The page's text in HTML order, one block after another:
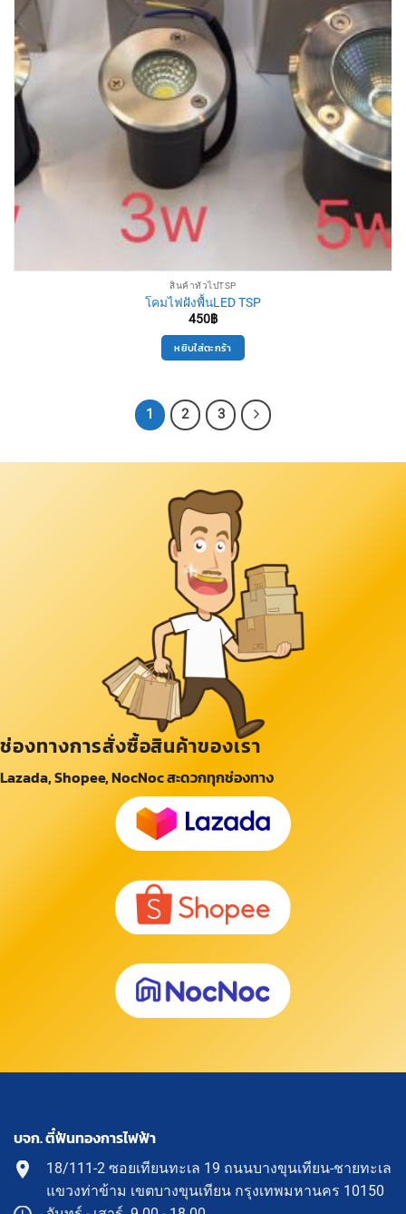
สินค้าทั่วไปTSP
โคมไฟฝังพื้นLED TSP
450฿
หยิบใส่ตะกร้า
1 2 3
ช่องทางการสั่งซื้อสินค้าของเรา
Lazada, Shopee, NocNoc สะดวกทุกช่องทาง
บจก. ตี๋ฟันทองการไฟฟ้า
18/111-2 ซอยเทียนทะเล 19 ถนนบางขุนเทียน-ชายทะเล
แขวงท่าข้าม เขตบางขุนเทียน กรุงเทพมหานคร 10150